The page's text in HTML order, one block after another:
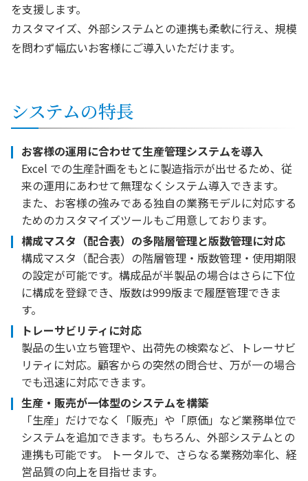
を支援します。
カスタマイズ、外部システムとの連携も柔軟に行え、規模
を問わず幅広いお客様にご導入いただけます。
システムの特長
お客様の運用に合わせて生産管理システムを導入
Excel での生産計画をもとに製造指示が出せるため、従
来の運用にあわせて無理なくシステム導入できます。
また、お客様の強みである独自の業務モデルに対応する
ためのカスタマイズツールもご用意しております。
構成マスタ（配合表）の多階層管理と版数管理に対応
構成マスタ（配合表）の階層管理・版数管理・使用期限
の設定が可能です。構成品が半製品の場合はさらに下位
に構成を登録でき、版数は999版まで履歴管理できま
す。
トレーサビリティに対応
製品の生い立ち管理や、出荷先の検索など、トレーサビ
リティに対応。顧客からの突然の問合せ、万が一の場合
でも迅速に対応できます。
生産・販売が一体型のシステムを構築
「生産」だけでなく「販売」や「原価」など業務単位で
システムを追加できます。もちろん、外部システムとの
連携も可能です。 トータルで、さらなる業務効率化、経
営品質の向上を目指せます。